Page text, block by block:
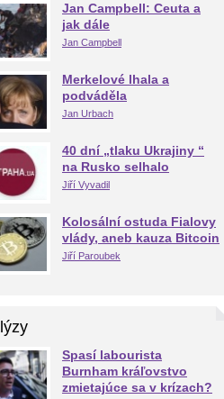
Jan Campbell: Ceuta a
jak dále
Jan Campbell
Merkelové lhala a
podváděla
Jan Urbach
40 dní „tlaku Ukrajiny “
na Rusko selhalo
Jiří Vyvadil
Kolosální ostuda Fialovy
vlády, aneb kauza Bitcoin
Jiří Paroubek
Spasí labourista
Burnham kráľovstvo
zmietajúce sa v krízach?